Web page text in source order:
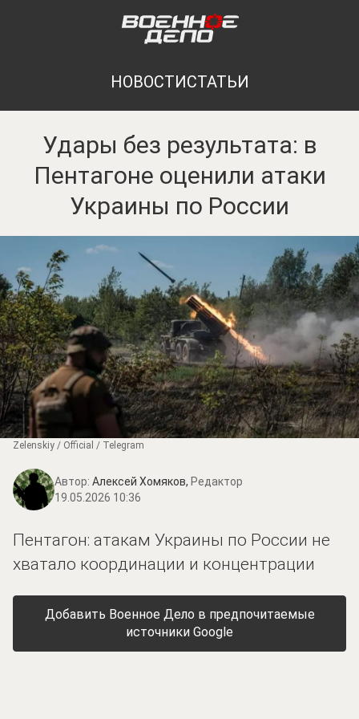
НОВОСТИСТАТЬИ
Удары без результата: в
Пентагоне оценили атаки
Украины по России
Zеlеnskiу / Оfficiаl / Telegram
Автор: Алексей Хомяков, Редактор
19.05.2026 10:36
Пентагон: атакам Украины по России не
хватало координации и концентрации
Добавить Военное Дело в предпочитаемые
источники Google